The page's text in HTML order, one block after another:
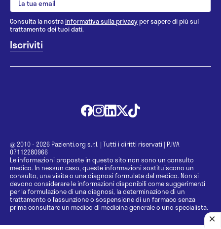
Consulta la nostrainformativa sulla privacy per sapere di più sul
trattamento dei tuoi dati.
@ 2010 - 2026 Pazienti.org s.r.l. | Tutti i diritti riservati | P.IVA
07112280966
Le informazioni proposte in questo sito non sono un consulto
medico. In nessun caso, queste informazioni sostituiscono un
consulto, una visita o una diagnosi formulata dal medico. Non si
devono considerare le informazioni disponibili come suggerimenti
per la formulazione di una diagnosi, la determinazione di un
trattamento o l’assunzione o sospensione di un farmaco senza
prima consultare un medico di medicina generale o uno specialista.